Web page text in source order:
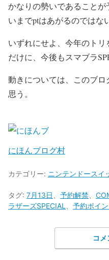
かなりの勢いであることが
いまでptはあがるのではな
いずれにせよ、今年のト
だけに、今後もスマブラ
動きについては、このブ
思う。
にほんブログ村
カテゴリー: ニンテンドースイ
タグ: 7月13日 予約解禁
ラザーズSPECIAL
予約ポイ
コ